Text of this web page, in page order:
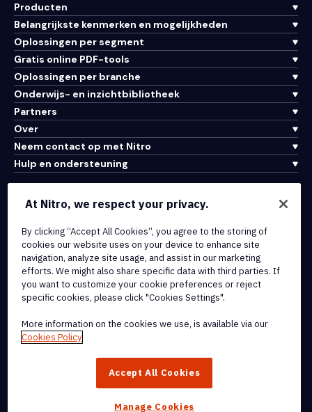
Producten
Belangrijkste kenmerken en mogelijkheden
Oplossingen per segment
Gratis online PDF-tools
Oplossingen per branche
Onderwijs- en inzichtbibliotheek
Partners
Over
Neem contact op met Nitro
Hulp en ondersteuning
Integraties en API-connectiviteit
Cookiebeleid
Copyrightbeleid
Alle voorwaarden en beleidsmaatregelen
© 2026 Nitro Software, Inc. Inc. Alle rechten voorbehouden.
Nitro, het Nitro-logo, Nitro Productivity Platform, Nitro PDF Pro, Nitro
dochterondernemingen in de Verenigde Staten en/of andere
At Nitro, we respect your privacy.
By clicking “Accept All Cookies”, you agree to the storing of
cookies our website uses on your device to enhance site
navigation, analyze site usage, and assist in our marketing
efforts. We might also share specific data with third parties. If
you want to customize your cookie preferences or reject
specific cookies, please click "Cookies Settings".
More information on the cookies we use, is available via our
Cookies Policy
Accept All Cookies
Manage Cookies